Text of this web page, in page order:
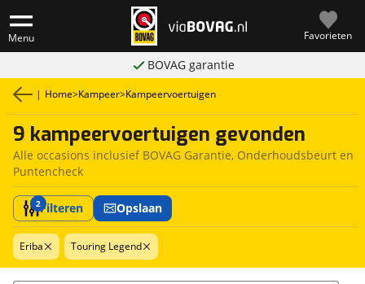
Menu Favorieten
BOVAG garantie
| Home>Kampeer>Kampeervoertuigen
9 kampeervoertuigen gevonden
Alle occasions inclusief BOVAG Garantie, Onderhoudsbeurt en
Puntencheck
2Filteren Opslaan
Eriba Touring Legend